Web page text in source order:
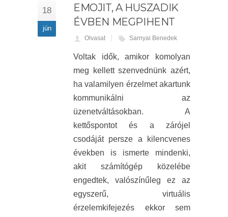
18
jún
EMOJIT, A HUSZADIK
ÉVBEN MEGPIHENT
Olvasat Sarnyai Benedek
Voltak idők, amikor komolyan
meg kellett szenvednünk azért,
ha valamilyen érzelmet akartunk
kommunikálni az
üzenetváltásokban. A
kettőspontot és a zárójel
csodáját persze a kilencvenes
években is ismerte mindenki,
akit számítógép közelébe
engedtek, valószínűleg ez az
egyszerű, virtuális
érzelemkifejezés ekkor sem